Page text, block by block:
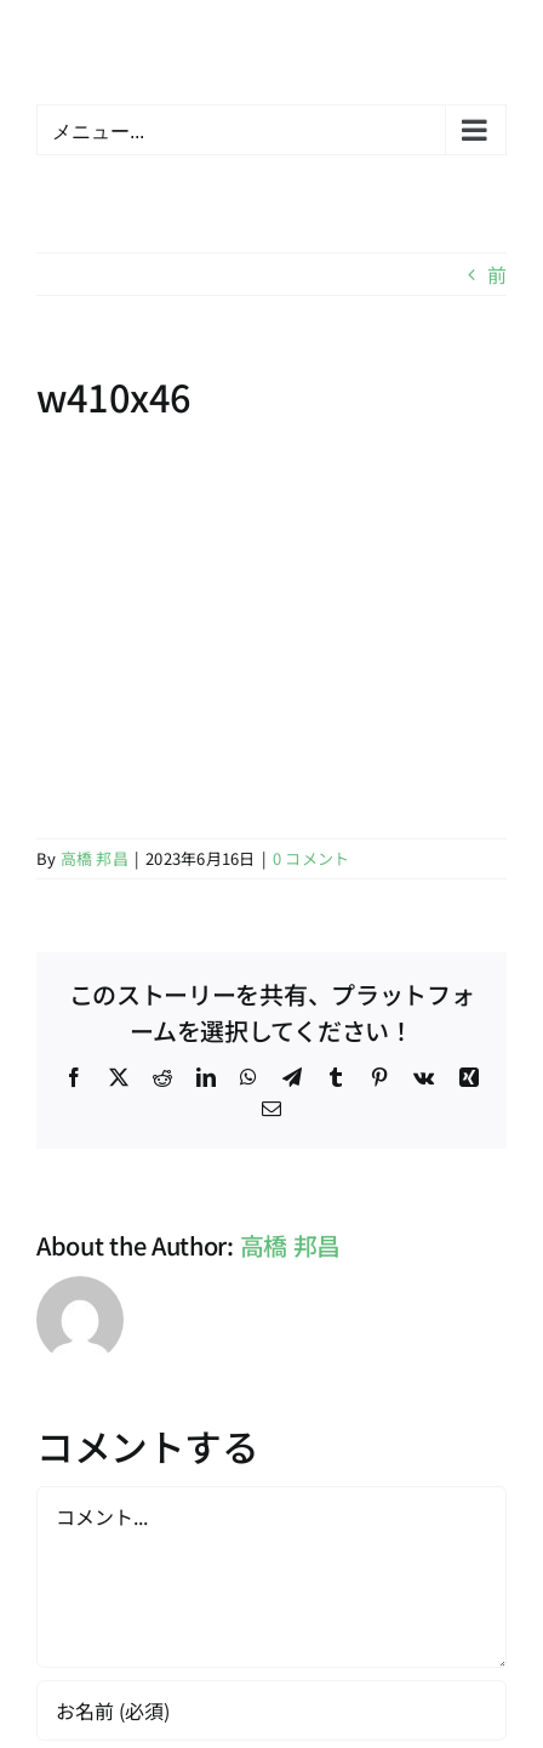
メニュー...
前
w410x46
By 高橋 邦昌 | 2023年6月16日 | 0 コメント
このストーリーを共有、プラットフォ
ームを選択してください！
Facebook
X RedditLinkedInWhatsApp
TelegramTumblr Pinterest
Vk
Xing
電
About the Author: 高橋 邦昌
コメントする